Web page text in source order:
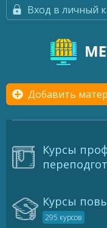
Вход в личный
Добавить
Курсы
Курсы
295 курсов